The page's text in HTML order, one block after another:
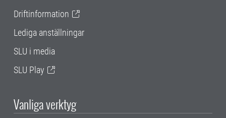
Driftinformation
Lediga anställningar
SLU i media
SLU Play
Vanliga verktyg